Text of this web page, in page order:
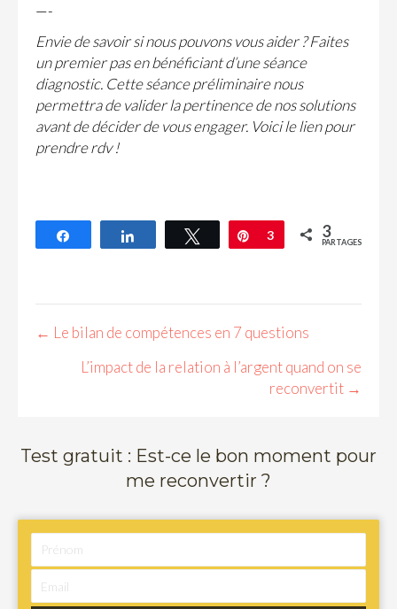
—-
Envie de savoir si nous pouvons vous aider ? Faites
un premier pas en bénéficiant d’une séance
diagnostic. Cette séance préliminaire nous
permettra de valider la pertinence de nos solutions
avant de décider de vous engager. Voici lelien pour
prendre rdv!
Partagez Partagez Tweetez Épingle
3 3
PARTAGES
s
a
v
i
g
← Le bilan de compétences en 7 questions
L’impact de la relation à l’argent quand on se
reconvertit →
Test gratuit : Est-ce le bon moment pour
me reconvertir ?